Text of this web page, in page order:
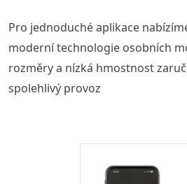
Pro jednoduché aplikace
moderní technologie osobních
rozměry a nízká hmostnost
spolehlivý provoz